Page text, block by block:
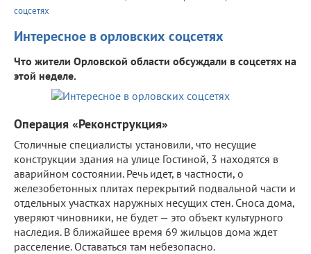
соцсетях
Интересное в орловских соцсетях
Что жители Орловской области обсуждали в соцсетях на
этой неделе.
Операция «Реконструкция»
Столичные специалисты установили, что несущие
конструкции здания на улице Гостиной, 3 находятся в
аварийном состоянии. Речь идет, в частности, о
железобетонных плитах перекрытий подвальной части и
отдельных участках наружных несущих стен. Сноса дома,
уверяют чиновники, не будет — это объект культурного
наследия. В ближайшее время 69 жильцов дома ждет
расселение. Оставаться там небезопасно.